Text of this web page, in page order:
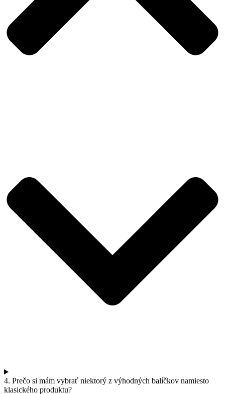
4. Prečo si mám vybrať niektorý z výhodných balíčkov namiesto
klasického produktu?